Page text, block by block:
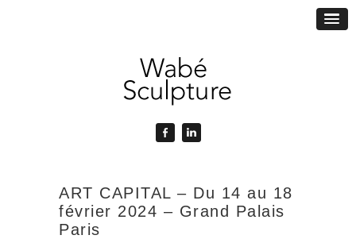
ART CAPITAL – Du 14 au 18
février 2024 – Grand Palais
Paris